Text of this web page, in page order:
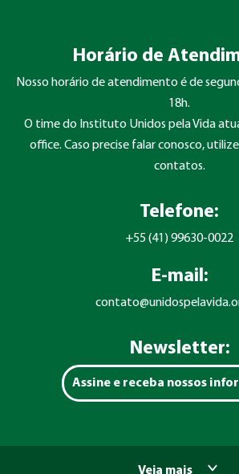
Horário de
Nosso horário de atendimento é de
18h.
O time do Instituto Unidos pela Vida
office. Caso precise falar conosco,
contatos.
Telefone:
+55 (41) 99630-0022
E-mail:
Newsletter:
Assine e receba nossos
Veja mais